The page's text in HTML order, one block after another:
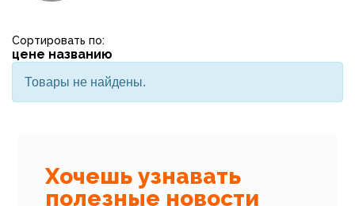
Сортировать по:
цене названию
Товары не найдены.
Хочешь узнавать
полезные новости